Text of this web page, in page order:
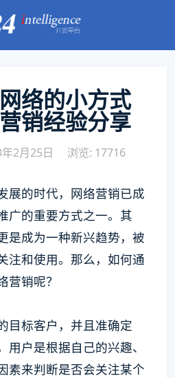
络的小方式
销经验分享
2月25日 浏览: 17716
展的时代，网络营销已成
广的重要方式之一。其
是成为一种新兴趋势，被
注和使用。那么，如何通
营销呢？
目标客户，并且准确定
户是根据自己的兴趣、
素来判断是否会关注某个